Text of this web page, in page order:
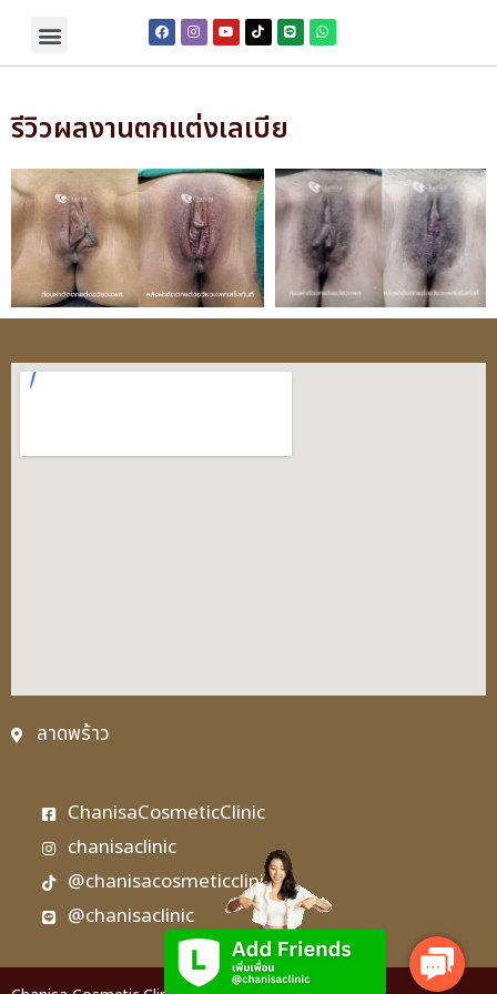
รีวิวผลงานตกแต่งเลเบีย
ลาดพร้าว
ChanisaCosmeticClinic
chanisaclinic
@chanisacosmeticclinic
@chanisaclinic
Contact
Us